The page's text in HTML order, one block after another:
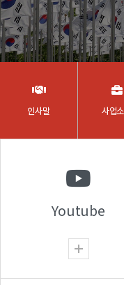
인사말 사업
Youtube